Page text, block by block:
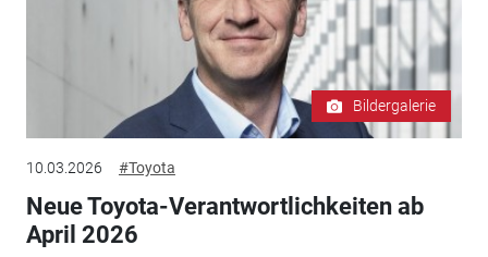
Bildergalerie
10.03.2026 #Toyota
Neue Toyota-Verantwortlichkeiten ab
April 2026